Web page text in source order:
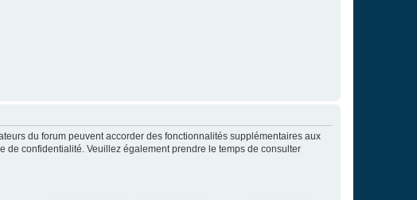
du forum peuvent accorder des fonctionnalités supplémentaires aux
de confidentialité. Veuillez également prendre le temps de consulter